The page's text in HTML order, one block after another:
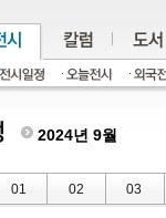
2024년 9월
01 02 03